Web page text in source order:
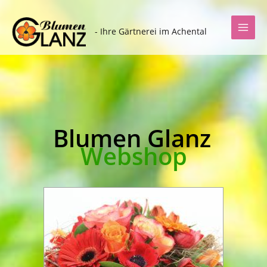
Inhalt
springen
- Ihre Gärtnerei im Achental
Blumen Glanz
Webshop
Produkt
weist
mehrere
Varianten